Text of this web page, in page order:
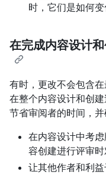
时，它们是如何变
在完成内容设计
有时，更改不会包含
在整个内容设计和创
节省审阅者的时间，并
在内容设计中考
容创建进行评审时
让其他作者和利